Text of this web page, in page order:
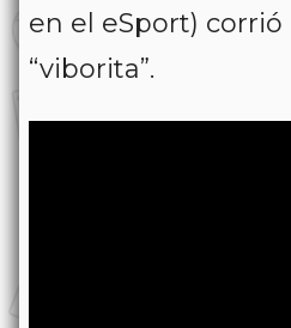
en el eSport) corrió
“viborita”.